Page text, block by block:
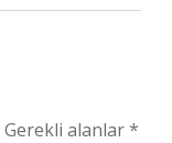
Gerekli alanlar*